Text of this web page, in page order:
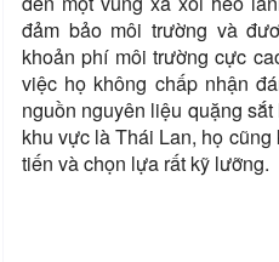
đảm bảo môi trường và
khoản phí môi trường cực
việc họ không chấp nhận
nguồn nguyên liệu quặng
khu vực là Thái Lan, họ
tiến và chọn lựa rất kỹ lưỡng.